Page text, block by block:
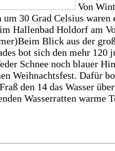
Von
30 Grad Celsius waren
Hallenbad Holdorf am
Blick aus der
bot sich den mehr 120
Schnee noch blauer
Weihnachtsfest. Dafür
den 14 das Wasser
Wasserratten warme